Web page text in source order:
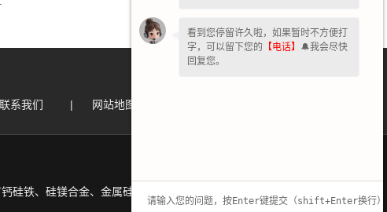
联系我们 | 网站地图
硅铁、硅镁合金、金属硅、球化剂、增酸剂等。
看到您停留许久啦，如果暂时不方便打
字，可以留下您的 【电话】 🔔我会尽快
回复您。